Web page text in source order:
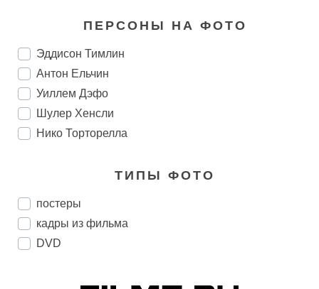
ПЕРСОНЫ НА ФОТО
Эддисон Тимлин
Антон Ельчин
Уиллем Дэфо
Шулер Хенсли
Нико Торторелла
ТИПЫ ФОТО
постеры
кадры из фильма
DVD